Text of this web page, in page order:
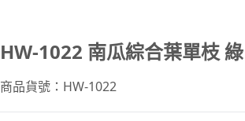
HW-1022 南瓜綜合葉單枝 綠
商品貨號：HW-1022